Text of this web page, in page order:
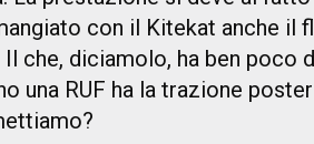
con il Kitekat anche il
Il che, diciamolo, ha ben poco
una RUF ha la trazione